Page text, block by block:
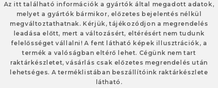
Az itt található információk a gyártók által megadott adatok,
melyet a gyártók bármikor, előzetes bejelentés nélkül
megváltoztathatnak. Kérjük, tájékozódjon a megrendelés
leadása előtt, mert a változásért, eltérésért nem tudunk
felelősséget vállalni! A fent látható képek illusztrációk, a
termék a valóságban eltérő lehet. Cégünk nem tart
raktárkészletet, vásárlás csak előzetes megrendelés után
lehetséges. A terméklistában beszállítóink raktárkészlete
látható.